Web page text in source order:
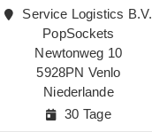
Service Logistics B.V.
PopSockets
Newtonweg 10
5928PN Venlo
Niederlande
30 Tage